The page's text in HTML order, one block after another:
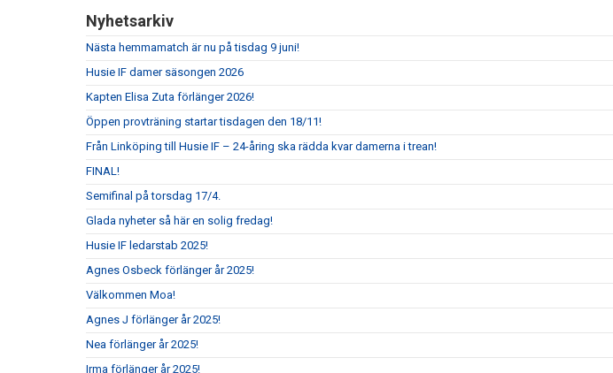
Nyhetsarkiv
Nästa hemmamatch är nu på tisdag 9 juni!
Husie IF damer säsongen 2026
Kapten Elisa Zuta förlänger 2026!
Öppen provträning startar tisdagen den 18/11!
Från Linköping till Husie IF – 24-åring ska rädda kvar damerna i trean!
FINAL!
Semifinal på torsdag 17/4.
Glada nyheter så här en solig fredag!
Husie IF ledarstab 2025!
Agnes Osbeck förlänger år 2025!
Välkommen Moa!
Agnes J förlänger år 2025!
Nea förlänger år 2025!
Irma förlänger år 2025!